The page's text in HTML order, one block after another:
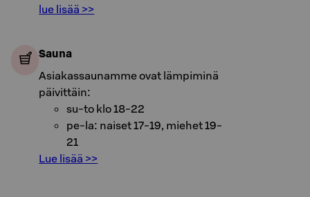
lue lisää >>
Sauna
Asiakassaunamme ovat lämpiminä
päivittäin:
su-to klo 18-22
pe-la: naiset 17-19, miehet 19-
21
Lue lisää >>